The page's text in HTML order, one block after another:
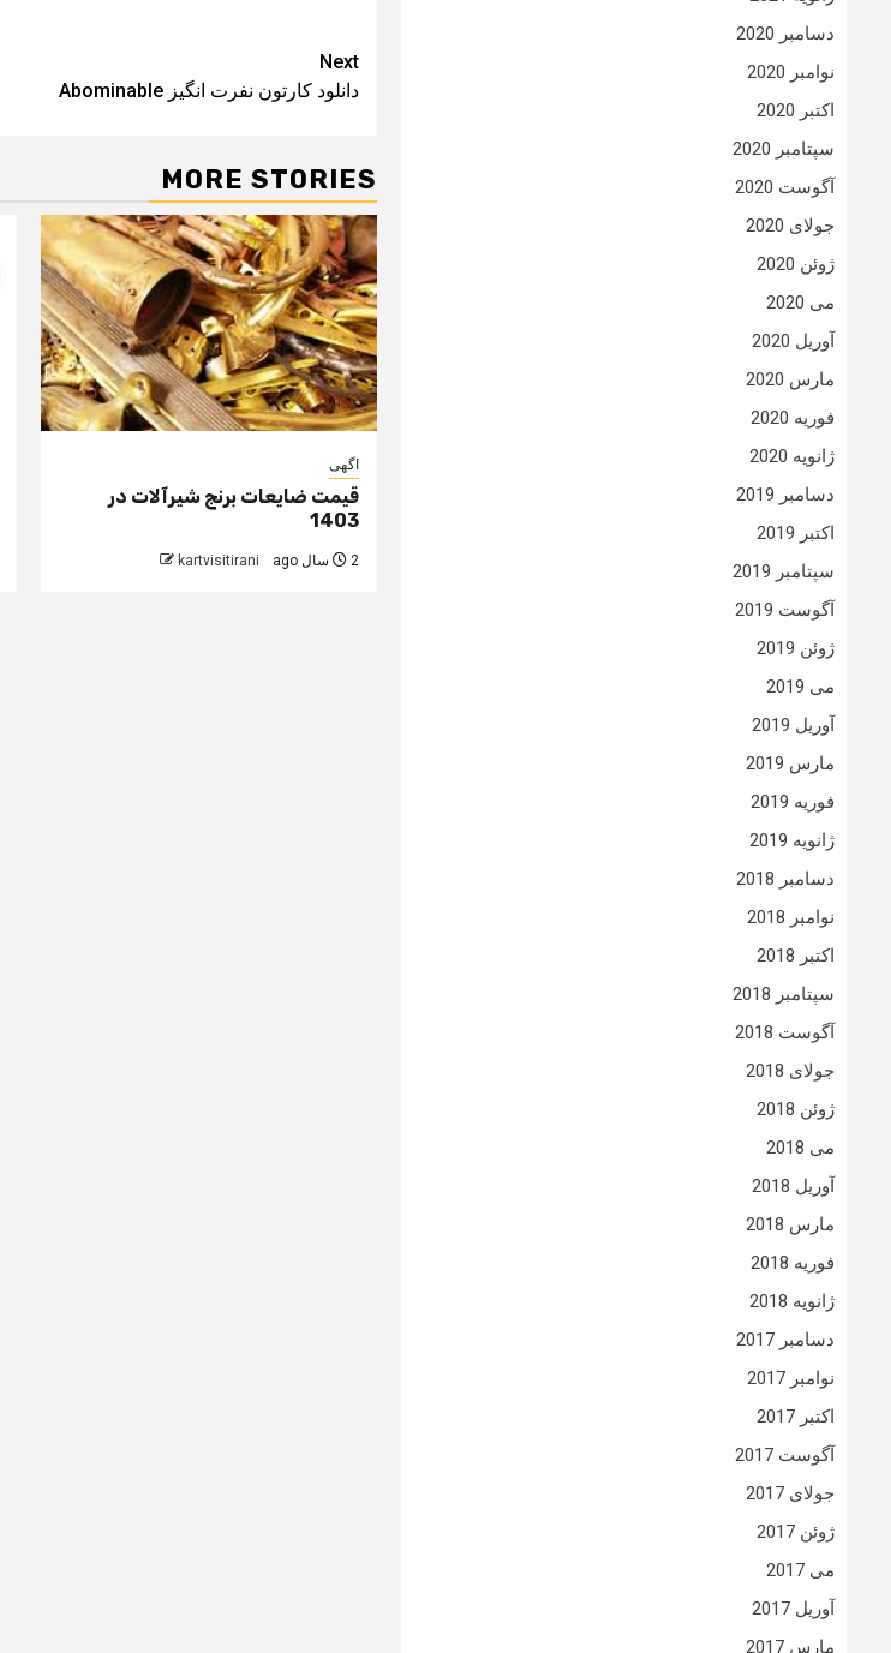
Post
navigation
Next
دانلود کارتون نفرت انگیز Abominable
MORE STORIES
اگهی
قیمت ضایعات برنج شیرآلات در
1403
2 سال ago kartvisitirani
دسامبر 2020
نوامبر 2020
اکتبر 2020
سپتامبر 2020
آگوست 2020
جولای 2020
ژوئن 2020
می 2020
آوریل 2020
مارس 2020
فوریه 2020
ژانویه 2020
دسامبر 2019
اکتبر 2019
سپتامبر 2019
آگوست 2019
ژوئن 2019
می 2019
آوریل 2019
مارس 2019
فوریه 2019
ژانویه 2019
دسامبر 2018
نوامبر 2018
اکتبر 2018
سپتامبر 2018
آگوست 2018
جولای 2018
ژوئن 2018
می 2018
آوریل 2018
مارس 2018
فوریه 2018
ژانویه 2018
دسامبر 2017
نوامبر 2017
اکتبر 2017
آگوست 2017
جولای 2017
ژوئن 2017
می 2017
آوریل 2017
مارس 2017